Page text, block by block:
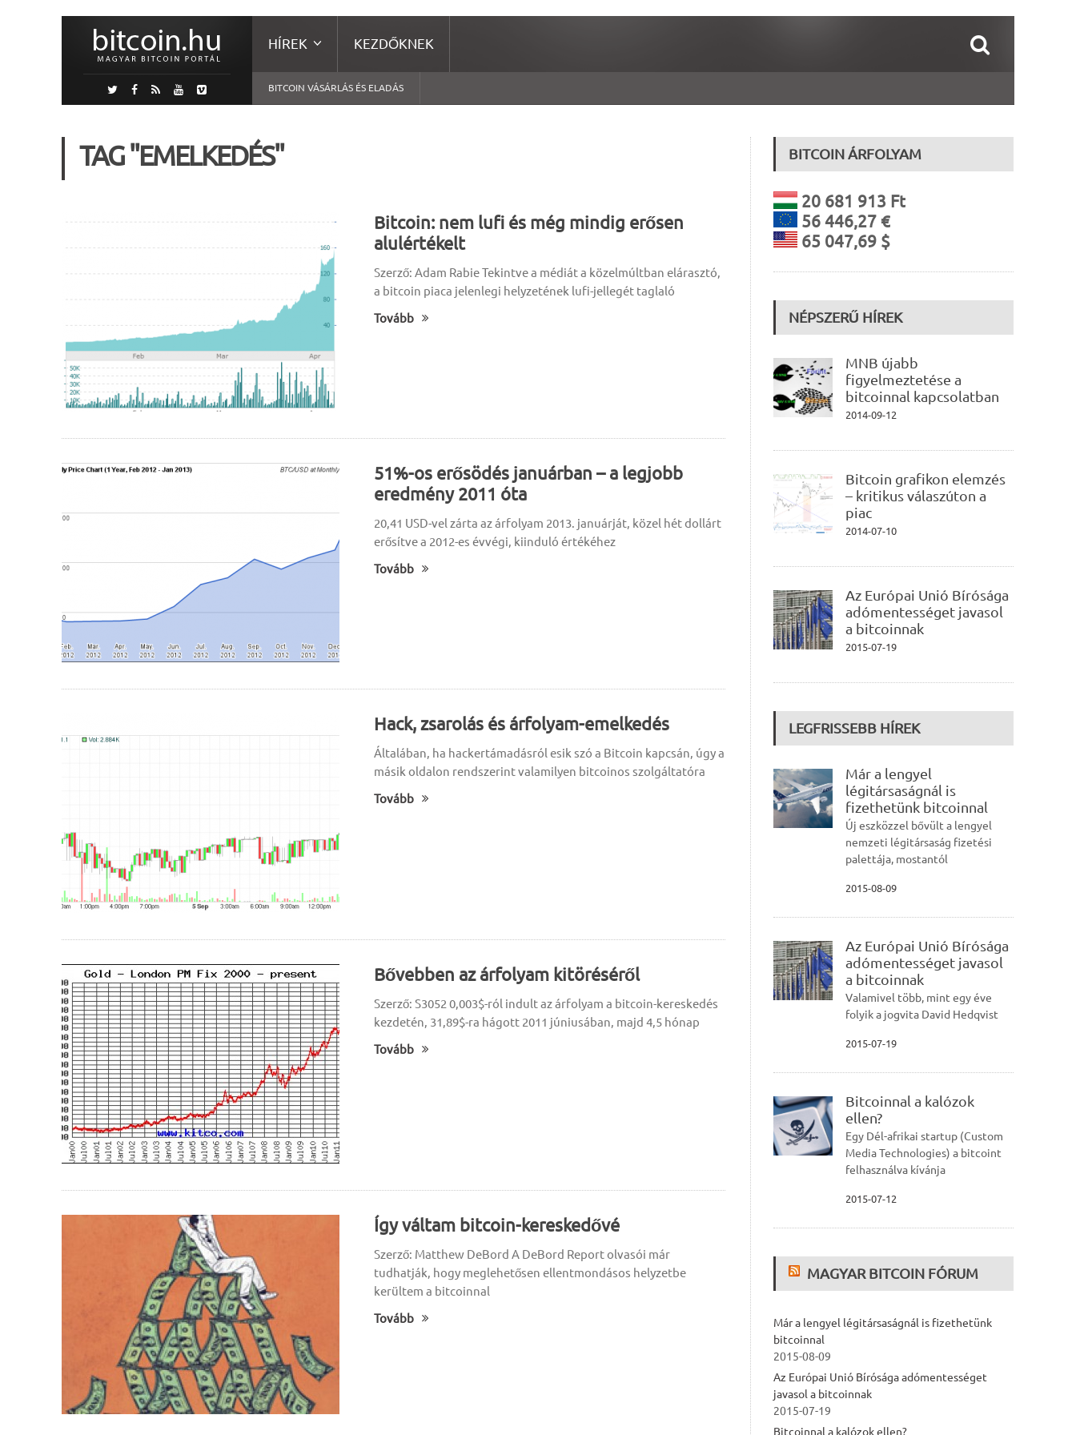
HÍREK KEZDŐKNEK
BITCOIN VÁSÁRLÁS ÉS ELADÁS
TAG "EMELKEDÉS"
Bitcoin: nem lufi és még mindig erősen
alulértékelt
Szerző: Adam Rabie Tekintve a médiát a közelmúltban elárasztó,
a bitcoin piaca jelenlegi helyzetének lufi-jellegét taglaló
Tovább
51%-os erősödés januárban – a legjobb
eredmény 2011 óta
20,41 USD-vel zárta az árfolyam 2013. januárját, közel hét dollárt
erősítve a 2012-es évvégi, kiinduló értékéhez
Tovább
Hack, zsarolás és árfolyam-emelkedés
Általában, ha hackertámadásról esik szó a Bitcoin kapcsán, úgy a
másik oldalon rendszerint valamilyen bitcoinos szolgáltatóra
Tovább
Bővebben az árfolyam kitöréséről
Szerző: S3052 0,003$-ról indult az árfolyam a bitcoin-kereskedés
kezdetén, 31,89$-ra hágott 2011 júniusában, majd 4,5 hónap
Tovább
Így váltam bitcoin-kereskedővé
Szerző: Matthew DeBord A DeBord Report olvasói már
tudhatják, hogy meglehetősen ellentmondásos helyzetbe
kerültem a bitcoinnal
Tovább
BITCOIN ÁRFOLYAM
20 681 913 Ft
56 446,27 €
65 047,69 $
NÉPSZERŰ HÍREK
MNB újabb
figyelmeztetése a
bitcoinnal kapcsolatban
2014-09-12
Bitcoin grafikon elemzés
– kritikus válaszúton a
piac
2014-07-10
Az Európai Unió Bírósága
adómentességet javasol
a bitcoinnak
2015-07-19
LEGFRISSEBB HÍREK
Már a lengyel
légitársaságnál is
fizethetünk bitcoinnal
Új eszközzel bővült a lengyel
nemzeti légitársaság fizetési
palettája, mostantól
2015-08-09
Az Európai Unió Bírósága
adómentességet javasol
a bitcoinnak
Valamivel több, mint egy éve
folyik a jogvita David Hedqvist
2015-07-19
Bitcoinnal a kalózok
ellen?
Egy Dél-afrikai startup (Custom
Media Technologies) a bitcoint
felhasználva kívánja
2015-07-12
MAGYAR BITCOIN FÓRUM
Már a lengyel légitársaságnál is fizethetünk
bitcoinnal
2015-08-09
Az Európai Unió Bírósága adómentességet
javasol a bitcoinnak
2015-07-19
Bitcoinnal a kalózok ellen?